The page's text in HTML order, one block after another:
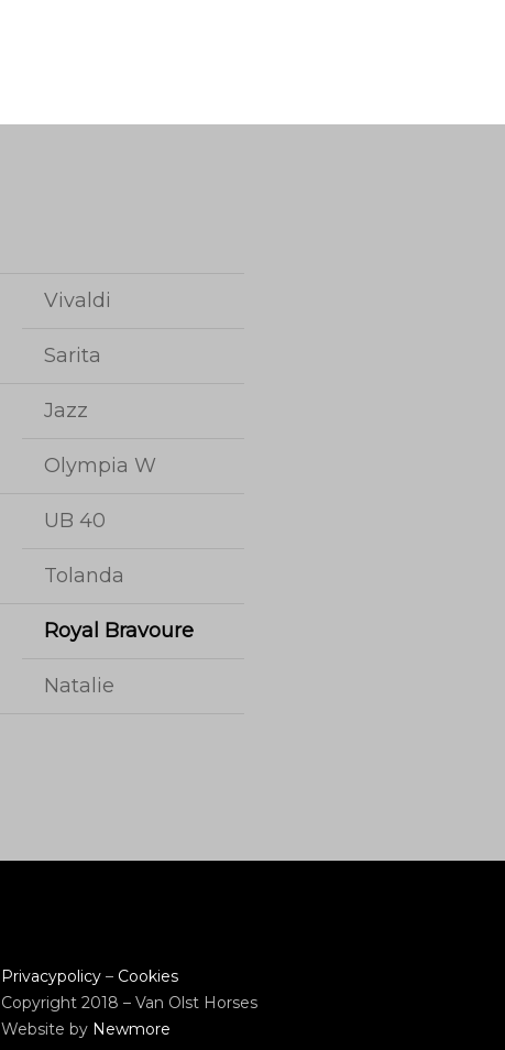
Vivaldi
Sarita
Jazz
Olympia W
UB 40
Tolanda
Royal Bravoure
Natalie
Privacypolicy– Cookies
Copyright 2018 – Van Olst Horses
Website by Newmore